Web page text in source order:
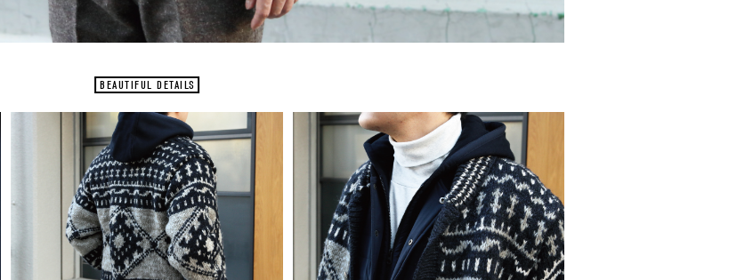
BEAUTIFUL DETAILS